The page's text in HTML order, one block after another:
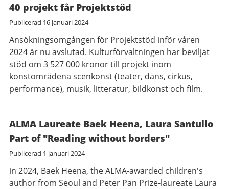
40 projekt får Projektstöd
Publicerad 16 januari 2024
Ansökningsomgången för Projektstöd inför våren
2024 är nu avslutad. Kulturförvaltningen har beviljat
stöd om 3 527 000 kronor till projekt inom
konstområdena scenkonst (teater, dans, cirkus,
performance), musik, litteratur, bildkonst och film.
ALMA Laureate Baek Heena, Laura Santullo
Part of "Reading without borders"
Publicerad 1 januari 2024
in 2024, Baek Heena, the ALMA-awarded children's
author from Seoul and Peter Pan Prize-laureate Laura